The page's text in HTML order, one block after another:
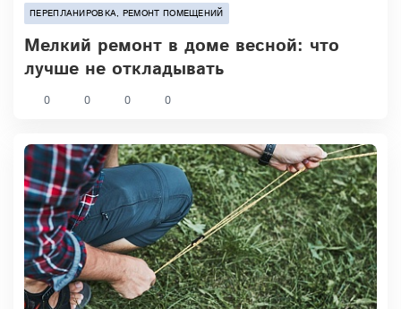
ПЕРЕПЛАНИРОВКА, РЕМОНТ ПОМЕЩЕНИЙ
Мелкий ремонт в доме весной: что
лучше не откладывать
0 0 0
0